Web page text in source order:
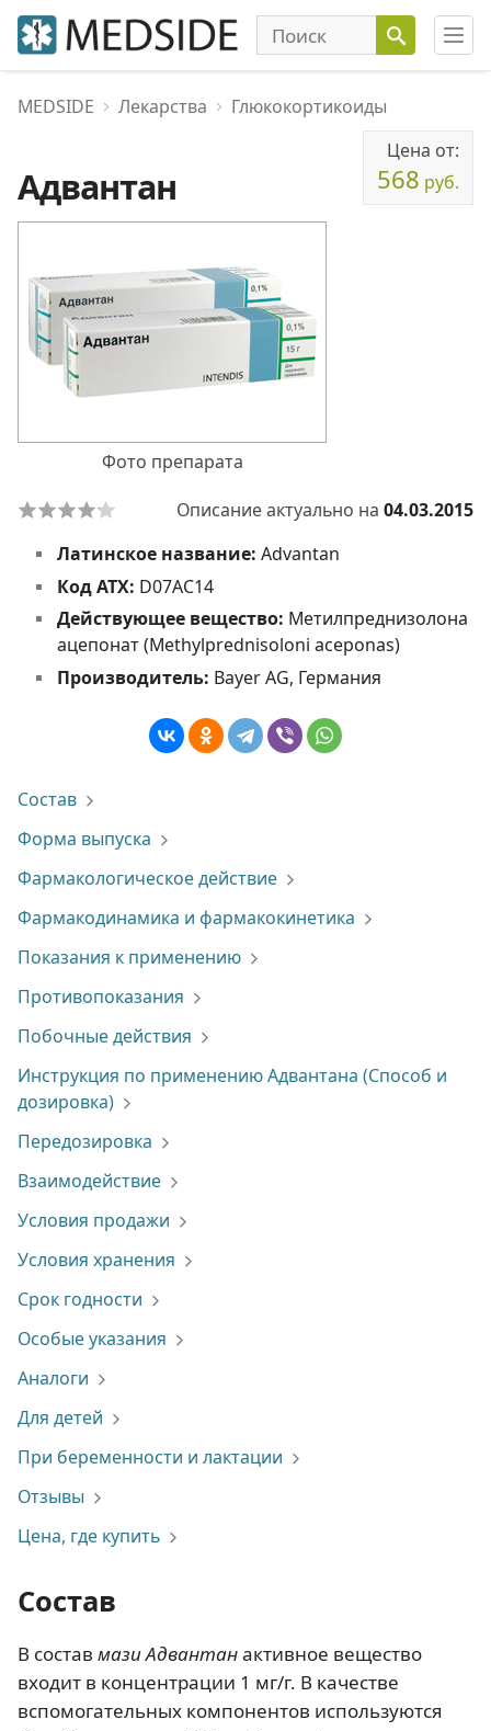
MEDSIDE Лекарства Глюкокортикоиды
Адвантан
Цена от:
568 руб.
Фото препарата
Описание актуально на 04.03.2015
Латинское название: Advantan
Код АТХ: D07AC14
Действующее вещество: Метилпреднизолона
ацепонат (Methylprednisoloni aceponas)
Производитель: Bayer AG, Германия
Состав
Форма выпуска
Фармакологическое действие
Фармакодинамика и фармакокинетика
Показания к применению
Противопоказания
Побочные действия
Инструкция по применению Адвантана (Способ и
дозировка)
Передозировка
Взаимодействие
Условия продажи
Условия хранения
Срок годности
Особые указания
Аналоги
Для детей
При беременности и лактации
Отзывы
Цена, где купить
Состав
В состав мази Адвантанактивное вещество
входит в концентрации 1 мг/г. В качестве
вспомогательных компонентов используются